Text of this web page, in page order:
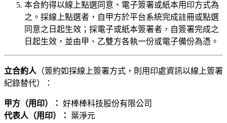
本合約得以線上點選同意、電子簽署或紙本用印方式為
之。採線上點選者，自甲方於平台系統完成註冊或點選
同意之日起生效；採電子或紙本簽署者，自簽署完成之
日起生效，並由甲、乙雙方各執一份或電子備份為憑。
立合約人 （簽約如採線上簽署方式，則用印處資訊以線上簽署
紀錄替代）：
甲方（用印）： 好棒棒科技股份有限公司
代表人（用印）： 葉淨元